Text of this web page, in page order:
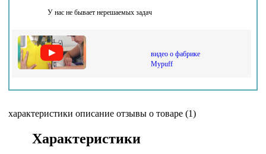
У нас не бывает нерешаемых задач
видео о фабрике
Mypuff
характеристики описание отзывы о товаре (1)
Характеристики